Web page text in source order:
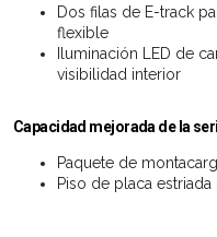
Dos filas de E-track
flexible
Iluminación LED de
visibilidad interior
Capacidad mejorada de la
Paquete de
Piso de placa